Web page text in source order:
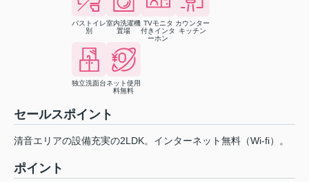
バストイレ
別
室内洗濯機
置場
TVモニタ
付きインタ
ーホン
カウンター
キッチン
独立洗面台ネット使用
料無料
セールスポイント
清音エリアの設備充実の2LDK。インターネット無料（Wi-fi）。
ポイント